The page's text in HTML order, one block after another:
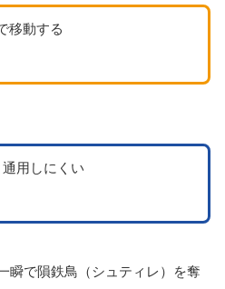
移動する
用しにくい
瞬で隕鉄鳥（シュティレ）を奪